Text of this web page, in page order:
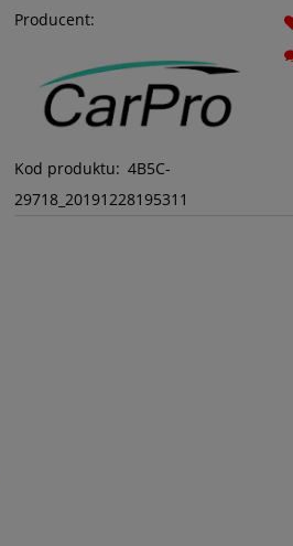
Producent:
Kod produktu: 4B5C-
29718_20191228195311